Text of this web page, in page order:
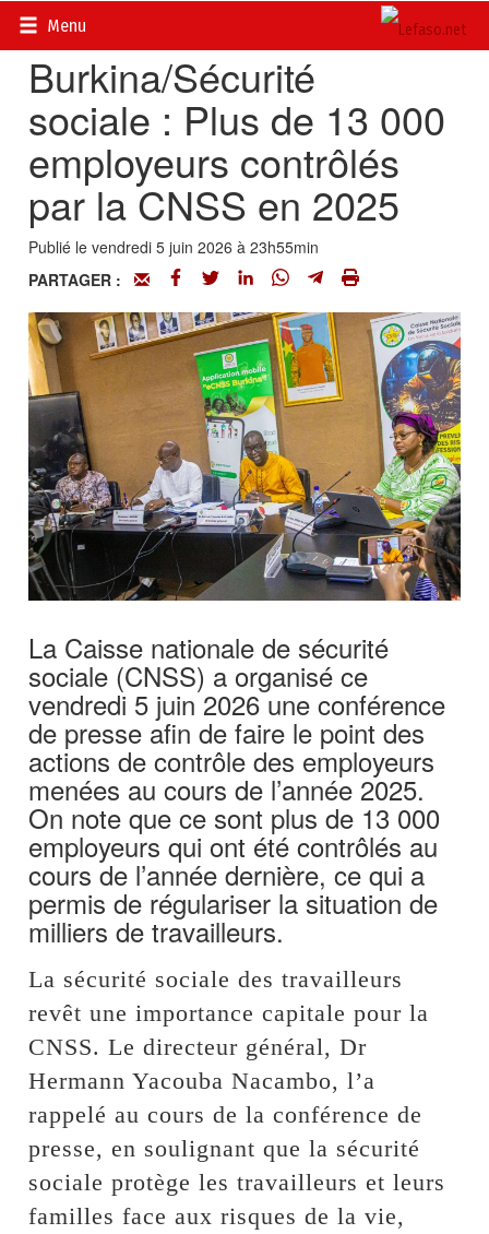
Menu
Accueil>
Burkina/Sécurité
sociale : Plus de 13 000
employeurs contrôlés
par la CNSS en 2025
Publié le vendredi 5 juin 2026 à 23h55min
PARTAGER :
La Caisse nationale de sécurité
sociale (CNSS) a organisé ce
vendredi 5 juin 2026 une conférence
de presse afin de faire le point des
actions de contrôle des employeurs
menées au cours de l’année 2025.
On note que ce sont plus de 13 000
employeurs qui ont été contrôlés au
cours de l’année dernière, ce qui a
permis de régulariser la situation de
milliers de travailleurs.
La sécurité sociale des travailleurs
revêt une importance capitale pour la
CNSS. Le directeur général, Dr
Hermann Yacouba Nacambo, l’a
rappelé au cours de la conférence de
presse, en soulignant que la sécurité
sociale protège les travailleurs et leurs
familles face aux risques de la vie,